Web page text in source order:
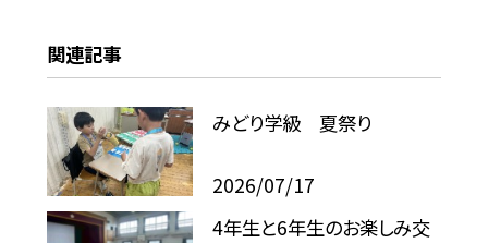
関連記事
みどり学級 夏祭り
2026/07/17
4年生と6年生のお楽しみ交